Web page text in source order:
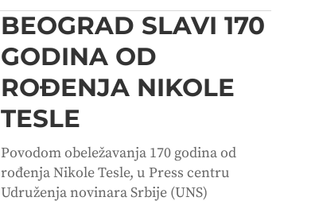
BEOGRAD SLAVI 170
GODINA OD
ROĐENJA NIKOLE
TESLE
Povodom obeležavanja 170 godina od
rođenja Nikole Tesle, u Press centru
Udruženja novinara Srbije (UNS)